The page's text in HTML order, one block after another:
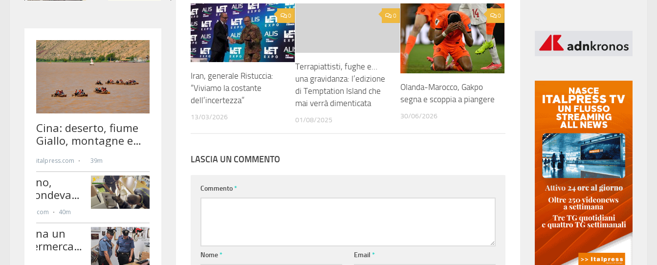
0
Iran, generale Ristuccia:
“Viviamo la costante
dell’incertezza”
13/03/2026
0
Terrapiattisti, fughe e…
una gravidanza: l’edizione
di Temptation Island che
mai verrà dimenticata
01/08/2025
0
Olanda-Marocco, Gakpo
segna e scoppia a piangere
30/06/2026
LASCIA UN COMMENTO
Commento*
Nome* Email*